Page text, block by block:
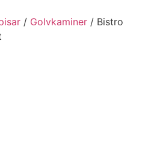
/ Golvkaminer / Bistro